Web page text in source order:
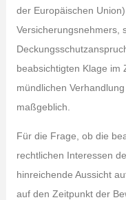
der Europäischen
Versicherungsnehmers,
beabsichtigten Klage im
mündlichen
maßgeblich.
Für die Frage, ob die
rechtlichen Interessen
hinreichende Aussicht
auf den Zeitpunkt der